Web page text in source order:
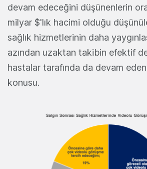
devam edeceğini düşünenlerin
milyar $'lık hacimi olduğu
sağlık hizmetlerinin daha
azından uzaktan takibin efektif
hastalar tarafında da devam
konusu.